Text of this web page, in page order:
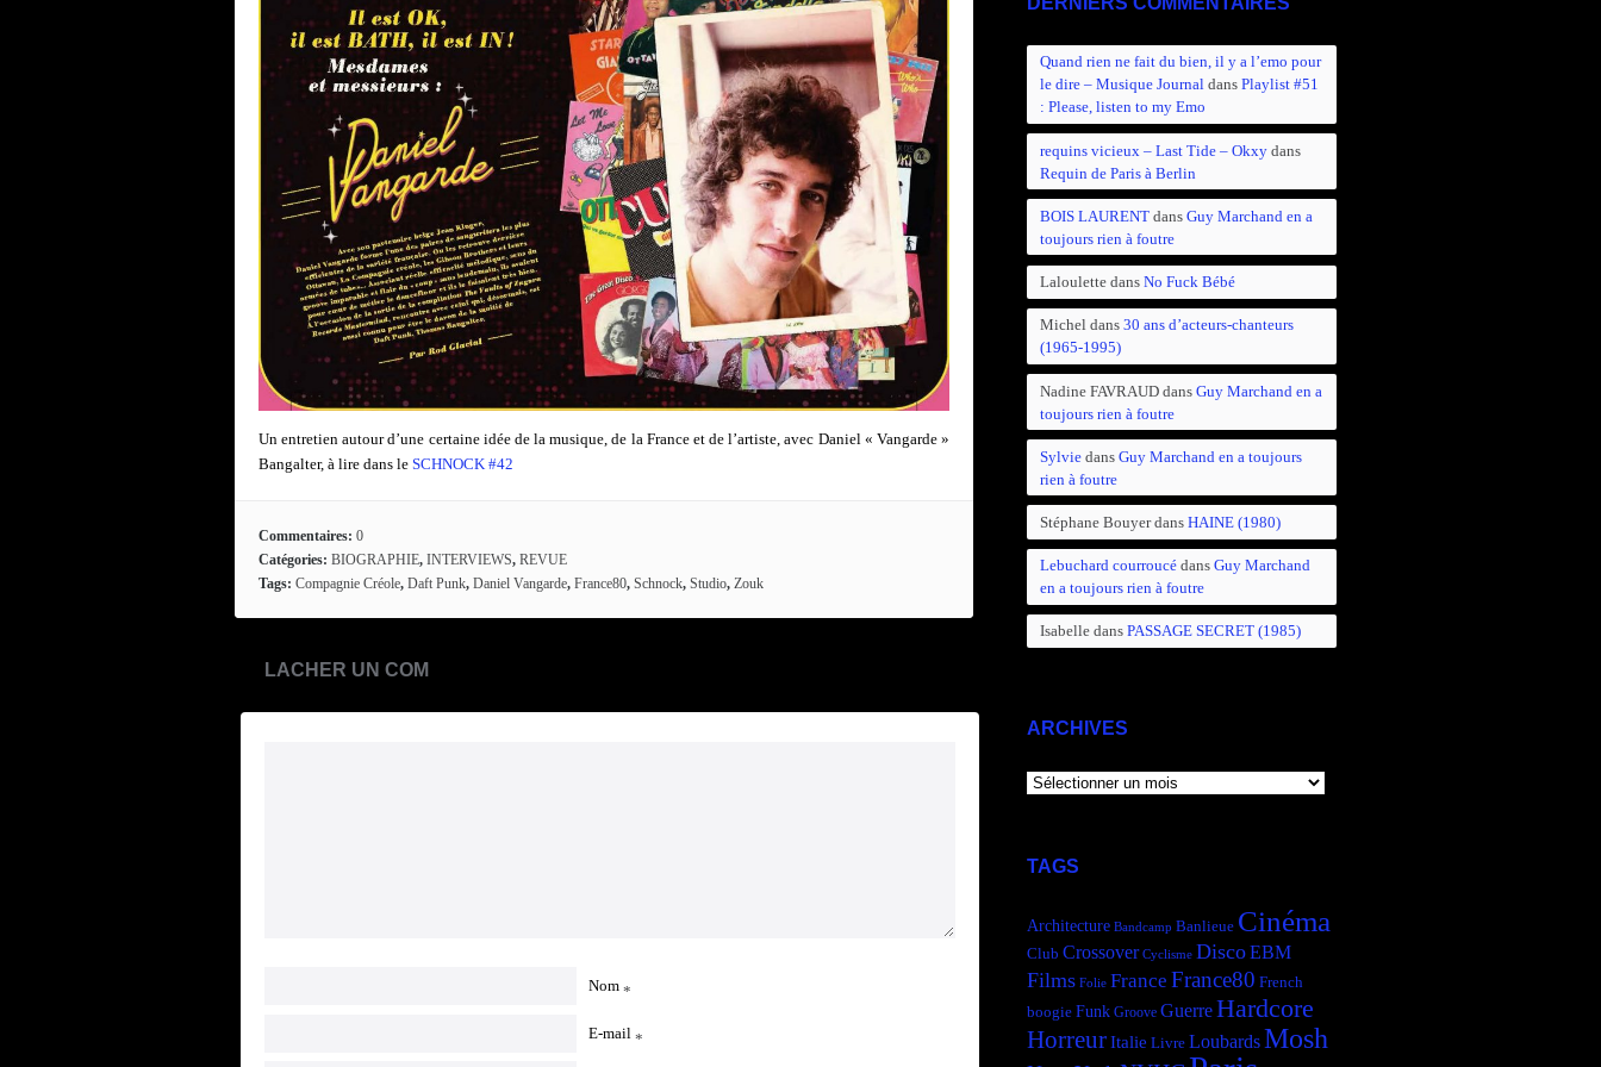
Un entretien autour d’une certaine idée de la musique, de la France et de l’artiste, avec Daniel « Vangarde »
Bangalter, à lire dans le SCHNOCK #42
Commentaires: 0
Catégories: BIOGRAPHIE, INTERVIEWS, REVUE
Tags: Compagnie Créole, Daft Punk, Daniel Vangarde, France80, Schnock, Studio, Zouk
LACHER UN COM
Nom *
E-mail *
Quand rien ne fait du bien, il y a l’emo pour
le dire – Musique Journaldans Playlist #51
: Please, listen to my Emo
requins vicieux – Last Tide – Okxydans
Requin de Paris à Berlin
BOIS LAURENTdans Guy Marchand en a
toujours rien à foutre
Laloulettedans No Fuck Bébé
Micheldans 30 ans d’acteurs-chanteurs
(1965-1995)
Nadine FAVRAUDdans Guy Marchand en a
toujours rien à foutre
Sylviedans Guy Marchand en a toujours
rien à foutre
Stéphane Bouyerdans HAINE (1980)
Lebuchard courroucédans Guy Marchand
en a toujours rien à foutre
Isabelledans PASSAGE SECRET (1985)
ARCHIVES
ARCHIVES
TAGS
Architecture Bandcamp Banlieue Cinéma
Club Crossover Cyclisme DiscoEBM
Films Folie France France80 French
boogie Funk Groove GuerreHardcore
HorreurItalie Livre LoubardsMosh